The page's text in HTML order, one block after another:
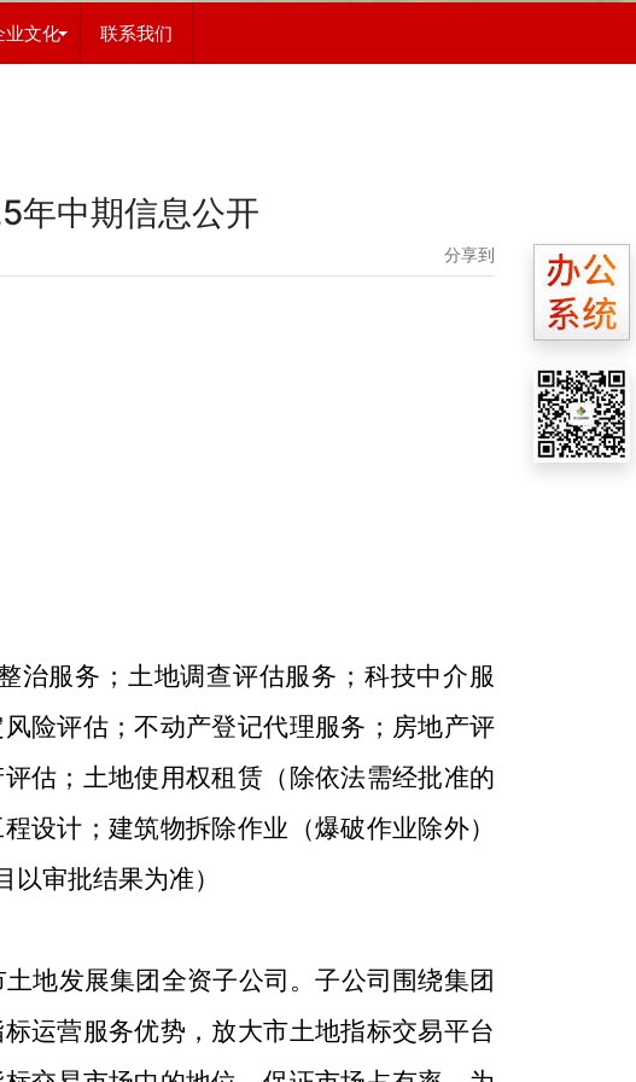
业文化 联系我们
年中期信息公开
分享到
治服务；土地调查评估服务；科技中介服
险评估；不动产登记代理服务；房地产评
估；土地使用权租赁（除依法需经批准的
设计；建筑物拆除作业（爆破作业除外）
审批结果为准）
地发展集团全资子公司。子公司围绕集团
运营服务优势，放大市土地指标交易平台